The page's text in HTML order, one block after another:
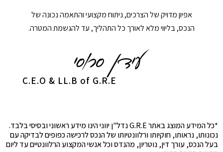
אפיון מדויק של הצרכים, ניתוח מקצועי והתאמה נכונה של
הנכס, בליווי מלא לאורך כל התהליך, עד להגשמת המטרה.
C.E.O & LL.B of G.R.E
*כל המידע המוצג באתר G.R.E נדל"ן יווני הינו מידע ראשוני ובסיסי בלבד.
נכונותו, נראותו, חוקיותו ורלוונטיותו של הנכס לרכישה כפופים לבדיקה עם
בעל הנכס, עורך דין, נוטריון, מהנדס וכל אנשי המקצוע הרלוונטיים עד ליום